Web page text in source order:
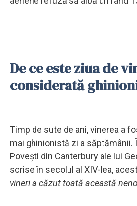
De ce este ziua de
considerată
Timp de sute de ani, vinerea a
mai ghinionistă zi a săptămânii.
Povești din Canterbury ale lui
scrise în secolul al XIV-lea,
vineri a căzut toată această